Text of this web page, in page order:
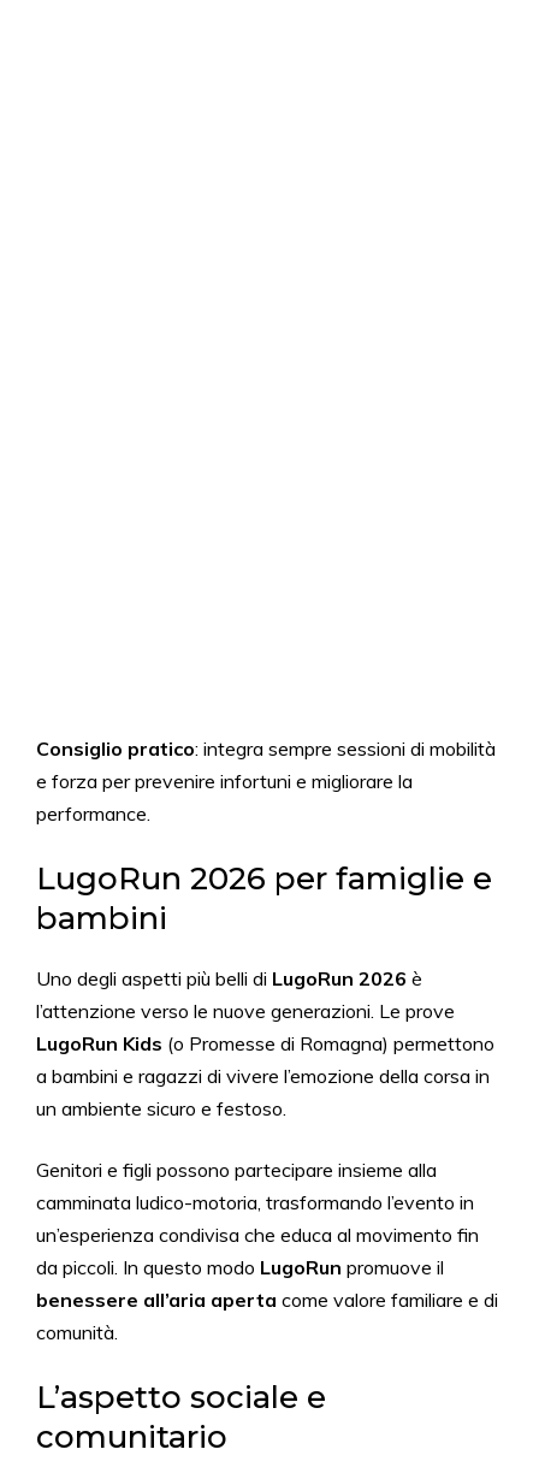
Consiglio pratico: integra sempre sessioni di mobilità
e forza per prevenire infortuni e migliorare la
performance.
LugoRun 2026 per famiglie e
bambini
Uno degli aspetti più belli di LugoRun 2026 è
l’attenzione verso le nuove generazioni. Le prove
LugoRun Kids (o Promesse di Romagna) permettono
a bambini e ragazzi di vivere l’emozione della corsa in
un ambiente sicuro e festoso.
Genitori e figli possono partecipare insieme alla
camminata ludico-motoria, trasformando l’evento in
un’esperienza condivisa che educa al movimento fin
da piccoli. In questo modo LugoRun promuove il
benessere all’aria aperta come valore familiare e di
comunità.
L’aspetto sociale e
comunitario